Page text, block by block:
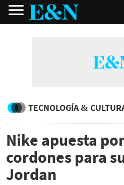
TECNOLOGÍA &
Nike apuesta
cordones para
Jordan